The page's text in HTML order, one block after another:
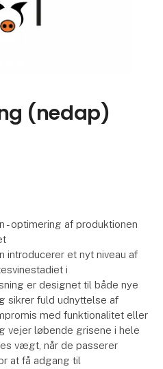
(nedap)
- optimering af produktionen
introducerer et nyt niveau af
i
er designet til både nye
sikrer fuld udnyttelse af
med funktionalitet eller
vejer løbende grisene i hele
vægt, når de passerer
at få adgang til